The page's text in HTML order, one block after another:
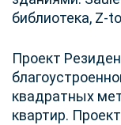
библиотека, Z-
Проект
квадратных
квартир.